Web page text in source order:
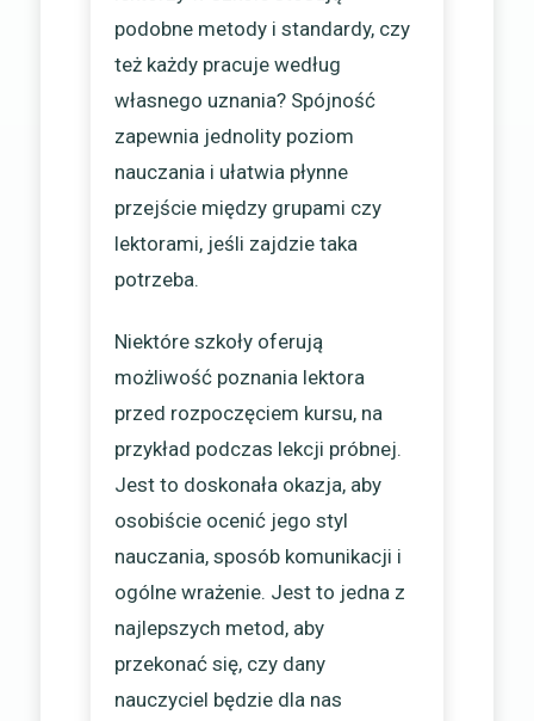
podobne metody i standardy, czy
też każdy pracuje według
własnego uznania? Spójność
zapewnia jednolity poziom
nauczania i ułatwia płynne
przejście między grupami czy
lektorami, jeśli zajdzie taka
potrzeba.
Niektóre szkoły oferują
możliwość poznania lektora
przed rozpoczęciem kursu, na
przykład podczas lekcji próbnej.
Jest to doskonała okazja, aby
osobiście ocenić jego styl
nauczania, sposób komunikacji i
ogólne wrażenie. Jest to jedna z
najlepszych metod, aby
przekonać się, czy dany
nauczyciel będzie dla nas